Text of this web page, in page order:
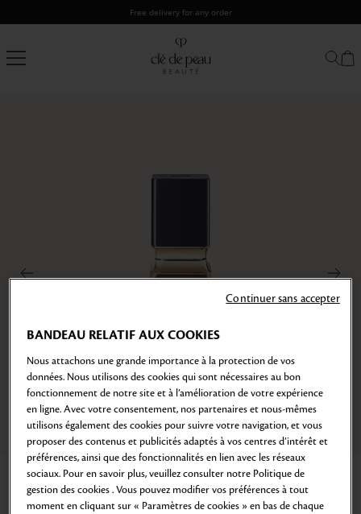
Free delivery for any order
de
Peau
Zoom
Go
slide
1
Go
to
slide
2
Home Radiant Fluid Foundation Matte
RADIANT FLUID FOUNDATION MATTE
BANDEAU RELATIF AUX COOKIES
Nous attachons une grande importance à la protection de vos
données. Nous utilisons des cookies qui sont nécessaires au bon
fonctionnement de notre site et à l’amélioration de votre expérience
en ligne. Avec votre consentement, nos partenaires et nous-mêmes
utilisons également des cookies pour suivre votre navigation, et vous
proposer des contenus et publicités adaptés à vos centres d’intérêt et
préférences, ainsi que des fonctionnalités en lien avec les réseaux
sociaux. Pour en savoir plus, veuillez consulter notre Politique de
gestion des cookies . Vous pouvez modifier vos préférences à tout
moment en cliquant sur « Paramètres de cookies » en bas de chaque
Continuer sans accepter